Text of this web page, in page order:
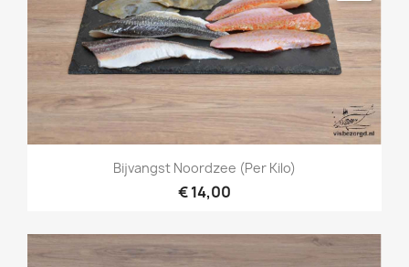
Bijvangst Noordzee (per Kilo)
€ 14,00